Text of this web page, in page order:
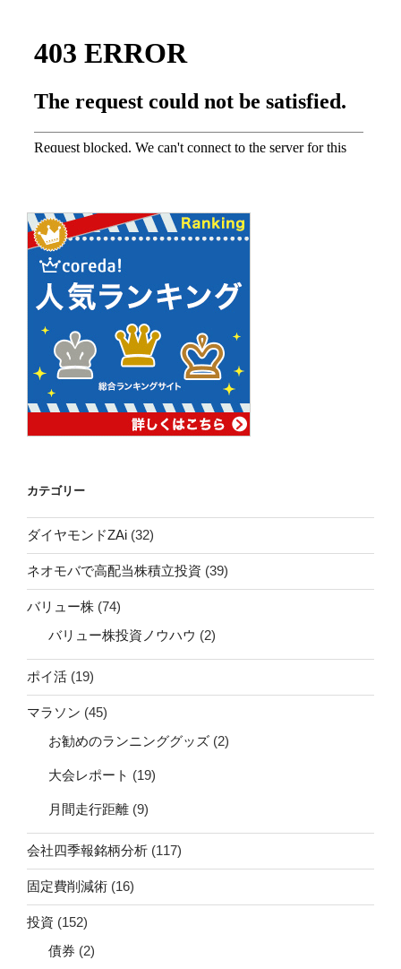
カテゴリー
ダイヤモンドZAi (32)
ネオモバで高配当株積立投資 (39)
バリュー株 (74)
バリュー株投資ノウハウ (2)
ポイ活 (19)
マラソン (45)
お勧めのランニンググッズ (2)
大会レポート (19)
月間走行距離 (9)
会社四季報銘柄分析 (117)
固定費削減術 (16)
投資 (152)
債券 (2)